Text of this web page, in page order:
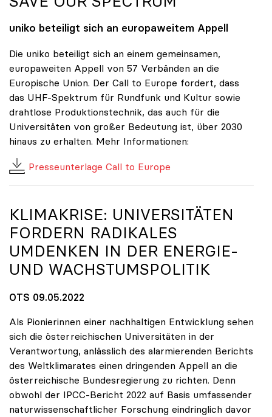
uniko beteiligt sich an europaweitem Appell
Die uniko beteiligt sich an einem gemeinsamen,
europaweiten Appell von 57 Verbänden an die
Europische Union. Der Call to Europe fordert, dass
das UHF-Spektrum für Rundfunk und Kultur sowie
drahtlose Produktionstechnik, das auch für die
Universitäten von großer Bedeutung ist, über 2030
hinaus zu erhalten. Mehr Informationen:
Presseunterlage Call to Europe
KLIMAKRISE: UNIVERSITÄTEN
FORDERN RADIKALES
UMDENKEN IN DER ENERGIE-
UND WACHSTUMSPOLITIK
OTS 09.05.2022
Als Pionierinnen einer nachhaltigen Entwicklung sehen
sich die österreichischen Universitäten in der
Verantwortung, anlässlich des alarmierenden Berichts
des Weltklimarates einen dringenden Appell an die
österreichische Bundesregierung zu richten. Denn
obwohl der IPCC-Bericht 2022 auf Basis umfassender
naturwissenschaftlicher Forschung eindringlich davor